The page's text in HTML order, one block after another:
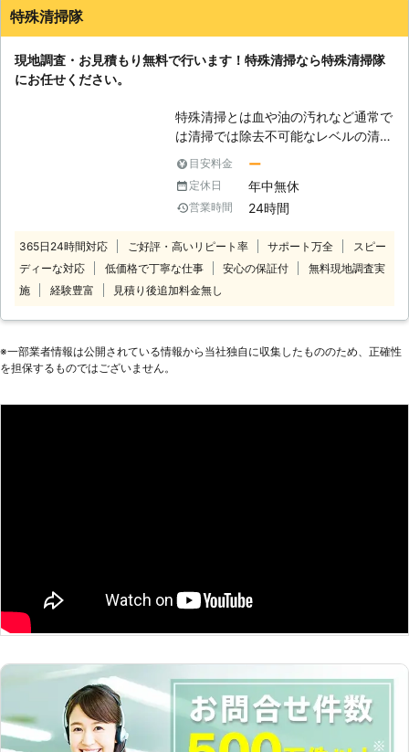
と消臭、除菌させていただきます。少
上げやご供養が必要であればお炊き上
げご供養にも対応させていただいてお
ります。運送業ならではの荷物の発送
や梱包もお受けいたしておりますので
形見分けのご相談もお気軽にご相談く
で、全て処分などでもお客様の立ち合
いがなくても、カギをお預け下されば
当社で対応致します。
者の方はとても素早い対応をしてくれました。遺品に対する細
やかな配慮をふまえながらも、大家である私への気配りなどス
青森県 八戸市 2016年12月21日
特殊清掃隊
現地調査・お見積もり無料で行います！特殊清掃なら特殊清掃隊
にお任せください。
特殊清掃とは血や油の汚れなど通常で
は清掃では除去不可能なレベルの清掃
をおこなうものです。 高齢者の孤独
死現場や事故現場などは酷い異臭がす
る場合や、血や油などの汚れの処理が
必要であったりする場合が多くありま
んだりせずに、特殊清掃隊へご相談く
ださい。 特殊清掃隊は、お客様のさ
まざまなニーズにお応えしておりま
ん、遺品整理や家財整理、畳を入れ替
える原状回復など、お客様一人ひとり
合でも、一度特殊清掃隊までご相談く
消臭・除菌などもおこないますので、
い。 豊富な経験と実績のあるスタッ
可が必要な場合許可取りもおこないま
す。 ※対応エリア・加盟店・現場状況
により、事前にお客様にご確認したう
目安料金 ー
定休日 年中無休
営業時間 24時間
365日24時間対応 ご好評・高いリピート率 サポート万全
スピー
ディーな対応
低価格で丁寧な仕事 安心の保証付
無料現地調査実
施
経験豊富 見積り後追加料金無し
※⼀部業者情報は公開されている情報から当社独⾃に収集したもののため、正確性
を担保するものではございません。